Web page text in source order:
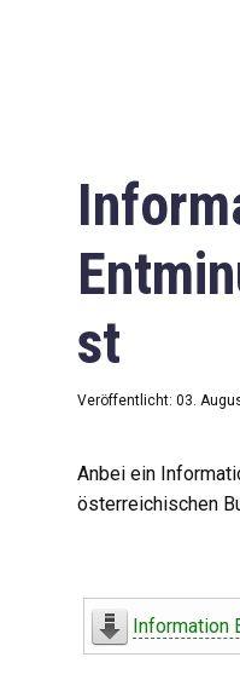
st
Veröffentlicht: 03.
Anbei ein
österreichischen
Information